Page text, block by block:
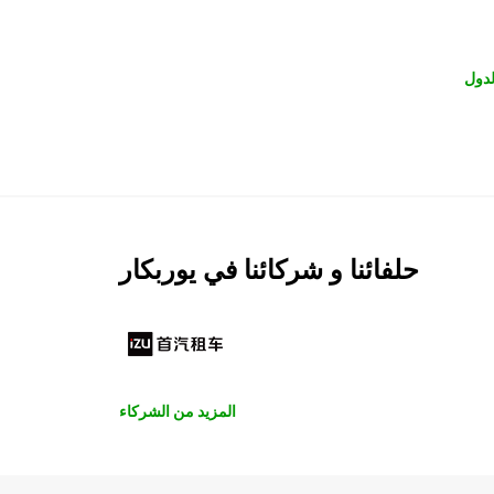
حلفائنا و شركائنا في يوربكار
المزيد من الشركاء